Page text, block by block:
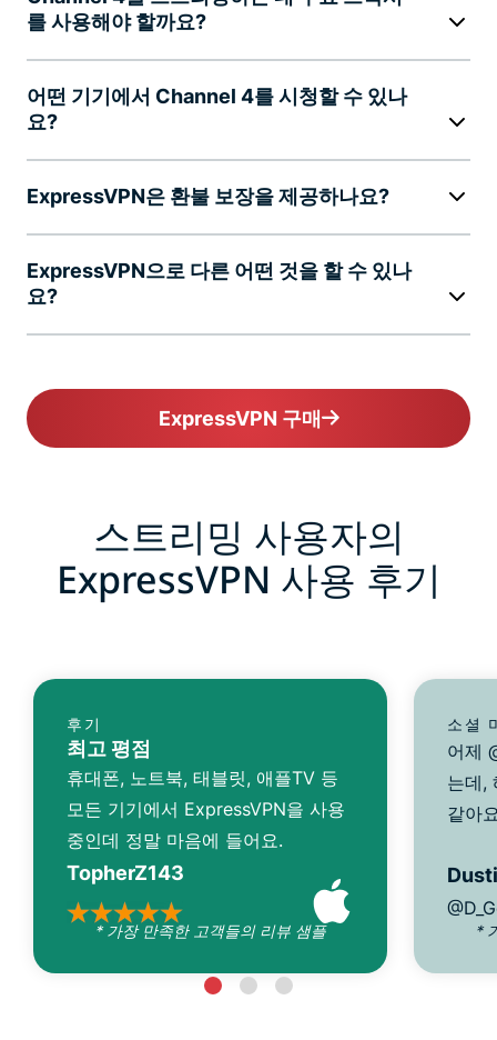
를 사용해야 할까요?
어떤 기기에서 Channel 4를 시청할 수 있나
요?
ExpressVPN은 환불 보장을 제공하나요?
ExpressVPN으로 다른 어떤 것을 할 수 있나
요?
ExpressVPN 구매
스트리밍 사용자의
ExpressVPN 사용 후기
후기
최고 평점
휴대폰, 노트북, 태블릿, 애플TV 등
모든 기기에서 ExpressVPN을 사용
중인데 정말 마음에 들어요.
TopherZ143
* 가장 만족한 고객들의 리뷰 샘플
소셜
어제
는데,
같아
*